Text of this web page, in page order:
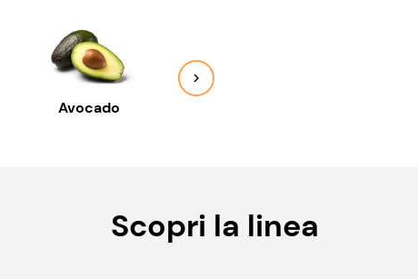
Avocado
Scopri la linea